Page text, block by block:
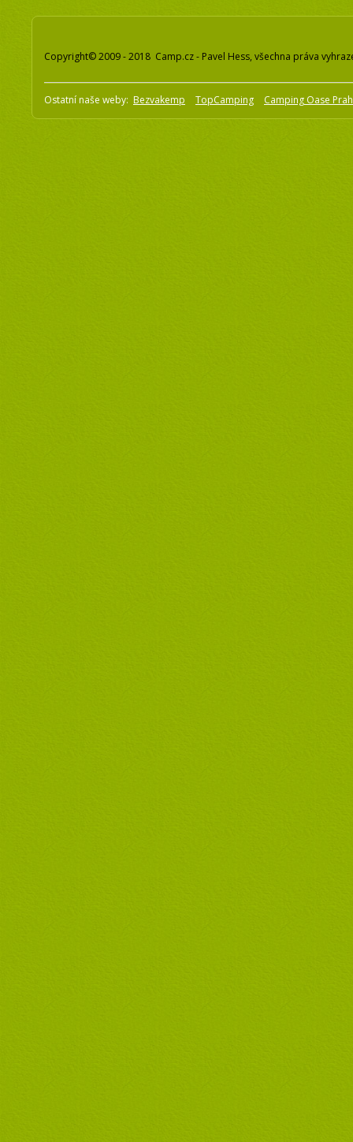
Copyright© 2009 - 2018 Camp.cz - Pavel Hess, všechna práva
Ostatní naše weby: Bezvakemp TopCamping Camping Oase